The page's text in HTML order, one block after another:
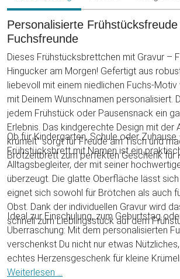
Personalisierte
Fuchsfreunde
Dieses Frühstücksbrettchen mit Gravur –
Hingucker am Morgen! Gefertigt aus
liebevoll mit einem niedlichen Fuchs-
mit Deinem Wunschnamen personalisiert.
jedem Frühstück oder Pausensnack ein
Erlebnis. Das kindgerechte Design mit der
krümelt” sorgt für Freude am Tisch und
Brotzeitbrett zum perfekten Geschenk für
Ob für Kindergarten, Schule oder Zuhause
Frühstücksbrett mit Namen ist ein
Alltagsbegleiter, der mit seiner
überzeugt. Die glatte Oberfläche lässt
eignet sich sowohl für Brötchen als auch
Obst. Dank der individuellen Gravur wird
schnell zum Lieblingsstück auf dem
Ideal zur Einschulung, zum Geburtstag
Überraschung: Mit dem personalisierten
verschenkst Du nicht nur etwas
echtes Herzensgeschenk für kleine
Weiterlesen ...